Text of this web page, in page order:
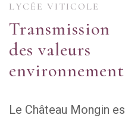
LYCÉE VITICOLE
Transmission
des valeurs
Le Château Mongin